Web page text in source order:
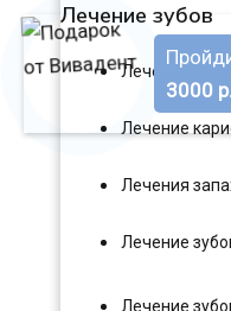
Лечение зубов
Лечение
Лечение
Лечения
Лечение
Лечение
3000